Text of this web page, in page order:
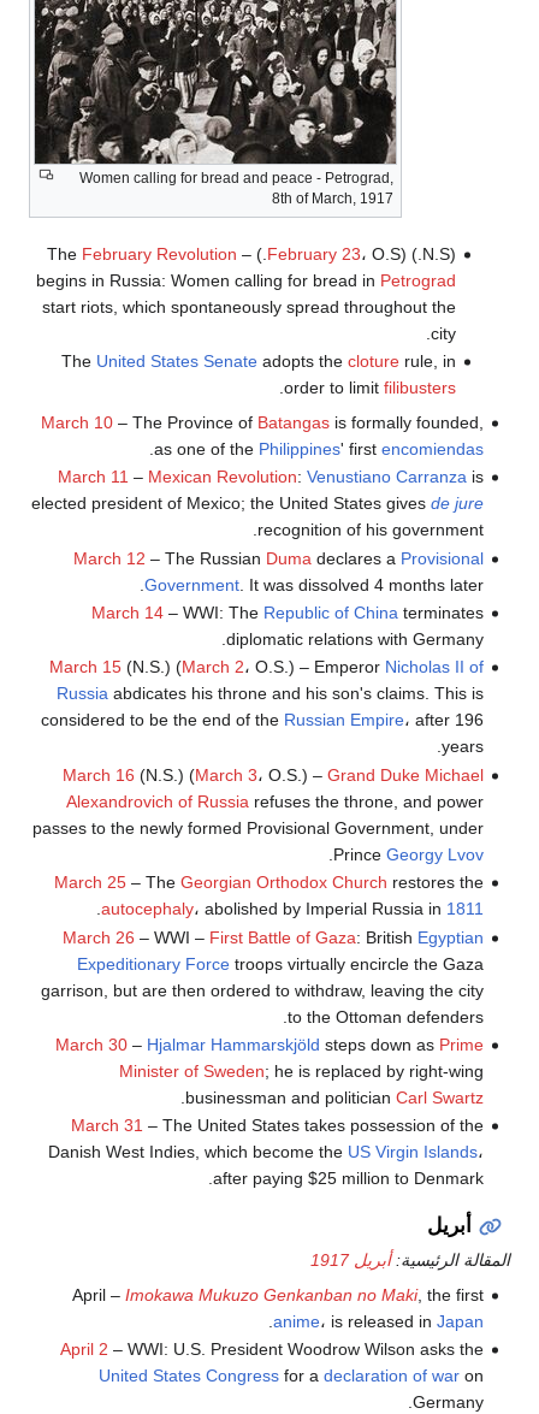
Women calling for bread and peace - Petrograd,
8th of March, 1917
(N.S.) (
February 23، O.S.) – The
February Revolution
begins in Russia: Women calling for bread in Petrograd
start riots, which spontaneously spread throughout the
city.
The United States Senate adopts thecloture rule, in
order to limitfilibusters
.
March 10– The Province of Batangasis formally founded,
as one of the Philippines' first encomiendas
March 11 – Mexican Revolution: Venustiano Carranzais
elected president of Mexico; the United States gives de jure
recognition of his government.
March 12 – The Russian Duma declares a Provisional
Government. It was dissolved 4 months later.
March 14– WWI: The Republic of China terminates
diplomatic relations with Germany.
March 15(N.S.) (March 2، O.S.) – Emperor Nicholas II of
Russiaabdicates his throne and his son's claims. This is
considered to be the end of the Russian Empire، after 196
years.
March 16 (N.S.) (March 3، O.S.) – Grand Duke Michael
Alexandrovich of Russia refuses the throne, and power
passes to the newly formed Provisional Government, under
Prince Georgy Lvov
March 25– The Georgian Orthodox Church restores the
autocephaly، abolished by Imperial Russia in 1811
.
March 26 – WWI – First Battle of Gaza: British Egyptian
Expeditionary Forcetroops virtually encircle the Gaza
garrison, but are then ordered to withdraw, leaving the city
to the Ottoman defenders.
March 30– Hjalmar Hammarskjöld steps down as Prime
Minister of Sweden; he is replaced by right-wing
businessman and politician Carl Swartz
March 31 – The United States takes possession of the
Danish West Indies, which become the US Virgin Islands،
after paying $25 million to Denmark.
أبريل
المقالة الرئيسية:أبريل 1917
April – Imokawa Mukuzo Genkanban no Maki, the first
anime، is released in Japan
April 2 – WWI: U.S. President Woodrow Wilson asks the
United States Congressfor a declaration of waron
Germany.